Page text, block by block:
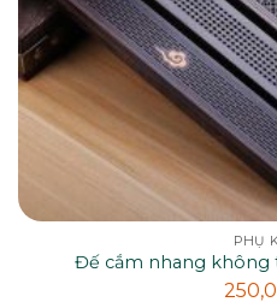
PHỤ
Đế cắm nhang không